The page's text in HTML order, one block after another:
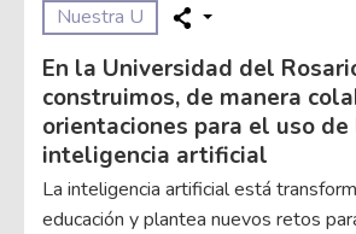
Nuestra U
En la Universidad del
construimos, de manera
orientaciones para el uso de
inteligencia artificial
La inteligencia artificial está
educación y plantea nuevos retos